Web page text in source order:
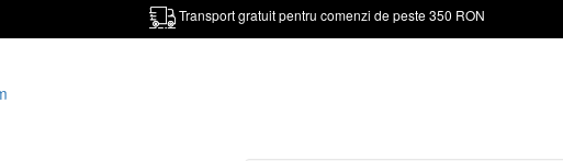
Transport gratuit pentru comenzi de peste 350 RON